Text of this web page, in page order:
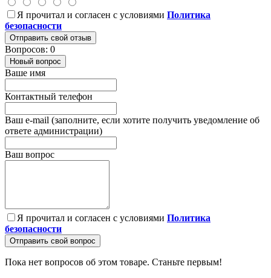
Я прочитал и согласен с условиями Политика
безопасности
Отправить свой отзыв
Вопросов: 0
Новый вопрос
Ваше имя
Контактный телефон
Ваш e-mail (заполните, если хотите получить уведомление об
ответе администрации)
Ваш вопрос
Я прочитал и согласен с условиями Политика
безопасности
Отправить свой вопрос
Пока нет вопросов об этом товаре. Станьте первым!